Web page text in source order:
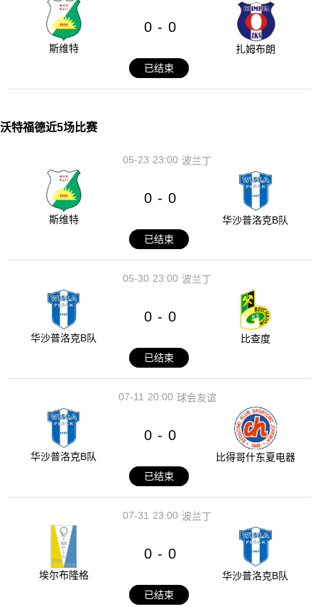
斯维特
0 - 0
扎姆布朗
已结束
沃特福德近5场比赛
23:00
05-23 波兰丁
斯维特
0 - 0
华沙普洛克B队
已结束
23:00
05-30 波兰丁
华沙普洛克B队
0 - 0
比查度
已结束
20:00
07-11 球会友谊
华沙普洛克B队
0 - 0
比得哥什东夏电器
已结束
23:00
07-31 波兰丁
埃尔布隆格
0 - 0
华沙普洛克B队
已结束